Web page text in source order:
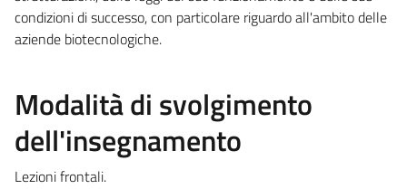
condizioni di successo, con particolare riguardo all'ambito delle
aziende biotecnologiche.
Modalità di svolgimento
dell'insegnamento
Lezioni frontali.